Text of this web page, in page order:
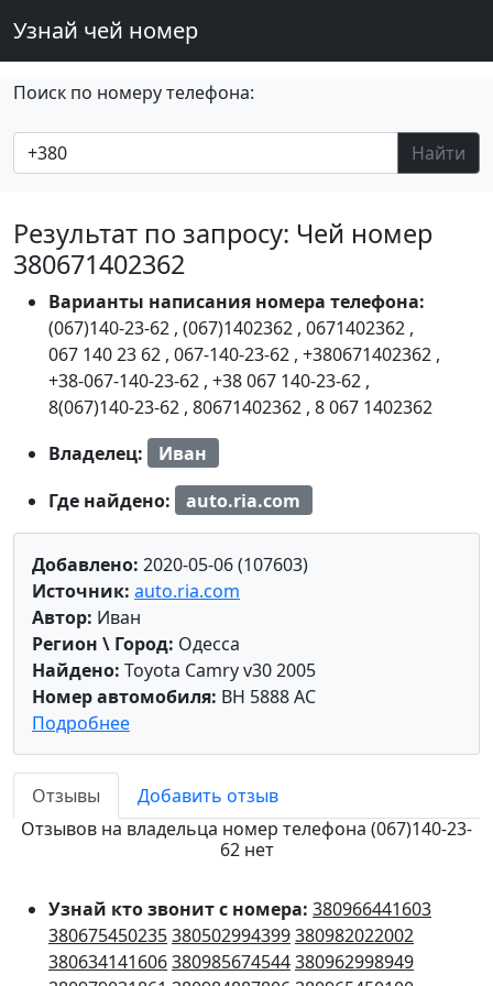
Узнай чей номер
Поиск по номеру телефона:
Найти
Результат по запросу: Чей номер
380671402362
Варианты написания номера телефона:
(067)140-23-62 , (067)1402362 , 0671402362 ,
067 140 23 62 , 067-140-23-62 , +380671402362 ,
+38-067-140-23-62 , +38 067 140-23-62 ,
8(067)140-23-62 , 80671402362 , 8 067 1402362
Владелец:
Иван
Где найдено:
auto.ria.com
Добавлено: 2020-05-06 (107603)
Источник: auto.ria.com
Автор: Иван
Регион \ Город: Одесса
Найдено: Toyota Camry v30 2005
Номер автомобиля: BH 5888 AC
Подробнее
Отзывы
Добавить отзыв
Отзывов на владельца номер телефона (067)140-23-
62 нет
Узнай кто звонит с номера: 380966441603
380675450235380502994399380982022002
380634141606380985674544380962998949